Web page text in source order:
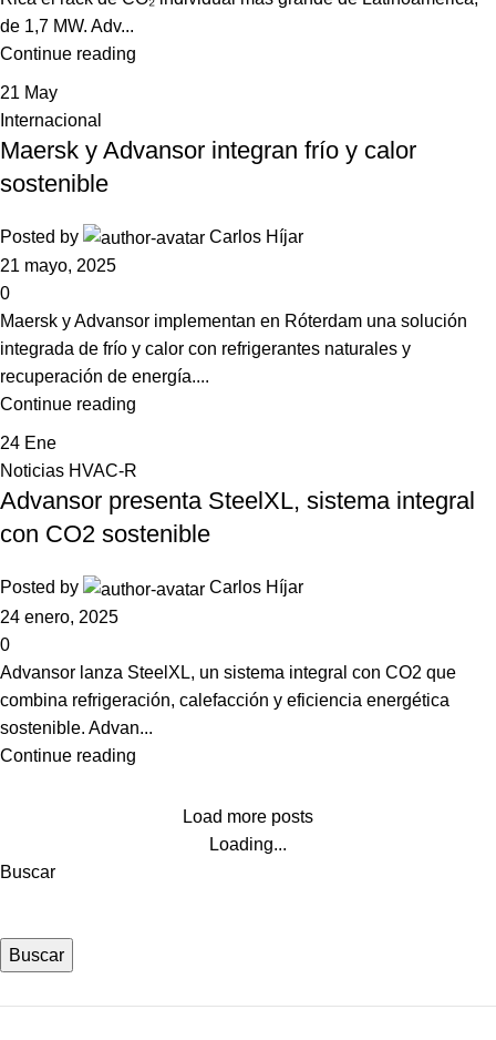
de 1,7 MW. Adv...
Continue reading
21 May
Internacional
Maersk y Advansor integran frío y calor
sostenible
Posted by
Carlos Híjar
21 mayo, 2025
0
Maersk y Advansor implementan en Róterdam una solución
integrada de frío y calor con refrigerantes naturales y
recuperación de energía....
Continue reading
24 Ene
Noticias HVAC-R
Advansor presenta SteelXL, sistema integral
con CO2 sostenible
Posted by
Carlos Híjar
24 enero, 2025
0
Advansor lanza SteelXL, un sistema integral con CO2 que
combina refrigeración, calefacción y eficiencia energética
sostenible. Advan...
Continue reading
Load more posts
Loading...
Buscar
Buscar